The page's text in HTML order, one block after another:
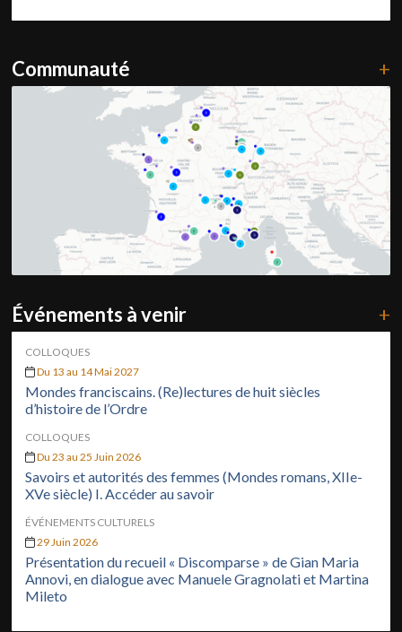
Communauté +
Événements à venir +
COLLOQUES
Du 13 au 14 Mai 2027
Mondes franciscains. (Re)lectures de huit siècles
d’histoire de l’Ordre
COLLOQUES
Du 23 au 25 Juin 2026
Savoirs et autorités des femmes (Mondes romans, XIIe-
XVe siècle) I. Accéder au savoir
ÉVÉNEMENTS CULTURELS
29 Juin 2026
Présentation du recueil « Discomparse » de Gian Maria
Annovi, en dialogue avec Manuele Gragnolati et Martina
Mileto